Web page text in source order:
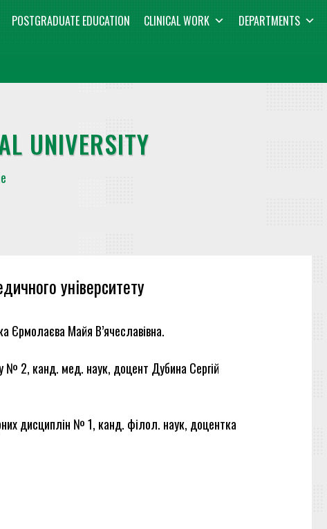
POSTGRADUATE EDUCATION CLINICAL WORK DEPARTMENTS
UNIVERSITY
університету
Єрмолаєва Майя В’ячеславівна.
№ 2, канд. мед. наук, доцент Дубина Сергій
дисциплін № 1, канд. філол. наук, доцентка